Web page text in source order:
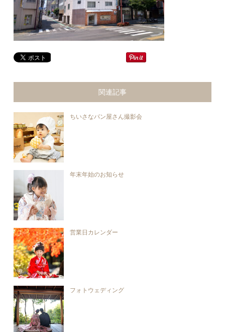
関連記事
ちいさなパン屋さん撮影会
年末年始のお知らせ
営業日カレンダー
フォトウェディング